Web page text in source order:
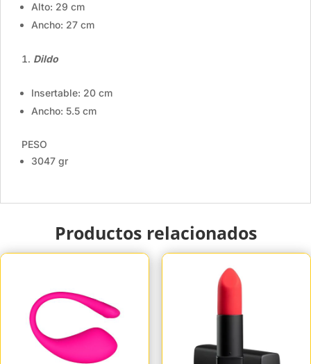
Alto: 29 cm
Ancho: 27 cm
Dildo
Insertable: 20 cm
Ancho: 5.5 cm
PESO
3047 gr
Productos relacionados